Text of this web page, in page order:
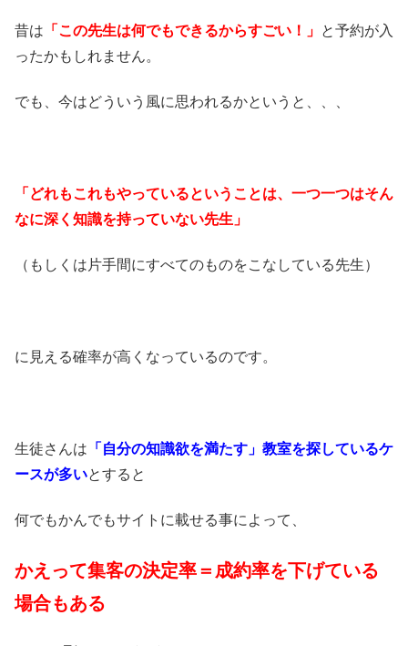
昔は 「この先生は何でもできるからすごい！」 と予約が入
ったかもしれません。
でも、今はどういう風に思われるかというと、、、
「どれもこれもやっているということは、一つ一つはそん
なに深く知識を持っていない先生」
（もしくは片手間にすべてのものをこなしている先生）
に見える確率が高くなっているのです。
生徒さんは 「自分の知識欲を満たす」教室を探しているケ
ースが多いとすると
何でもかんでもサイトに載せる事によって、
かえって集客の決定率＝成約率を下げている
場合もある